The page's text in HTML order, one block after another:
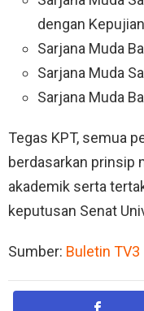
dengan Kepujian
Sarjana Muda
Sarjana Muda
Sarjana Muda
Tegas KPT, semua
berdasarkan prinsip
akademik serta
keputusan Senat
Sumber: Buletin TV3